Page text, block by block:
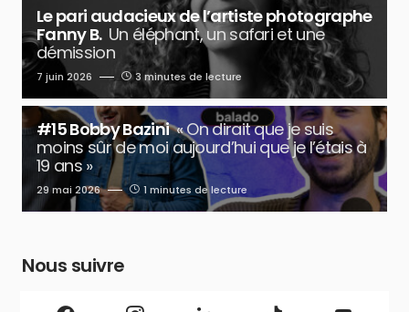
Le pari audacieux de l’artiste photographe
Fanny B. Un éléphant, un safari et une
démission
7 juin 2026 3 minutes de lecture
#15 Bobby Bazini « On dirait que je suis
moins sûr de moi aujourd’hui que je l’étais à
19 ans »
29 mai 2026 1 minutes de lecture
Nous suivre